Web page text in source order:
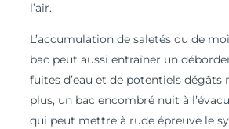
l’air.
L’accumulation de saletés ou de
bac peut aussi entraîner un
fuites d’eau et de potentiels dégâts
plus, un bac encombré nuit à
qui peut mettre à rude épreuve le